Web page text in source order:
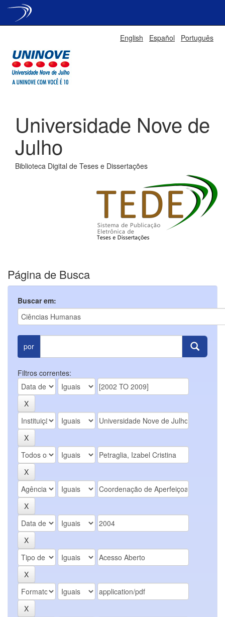
English Español Português
Universidade Nove de
Julho
Biblioteca Digital de Teses e Dissertações
Página de Busca
Buscar em:
por
Filtros correntes: